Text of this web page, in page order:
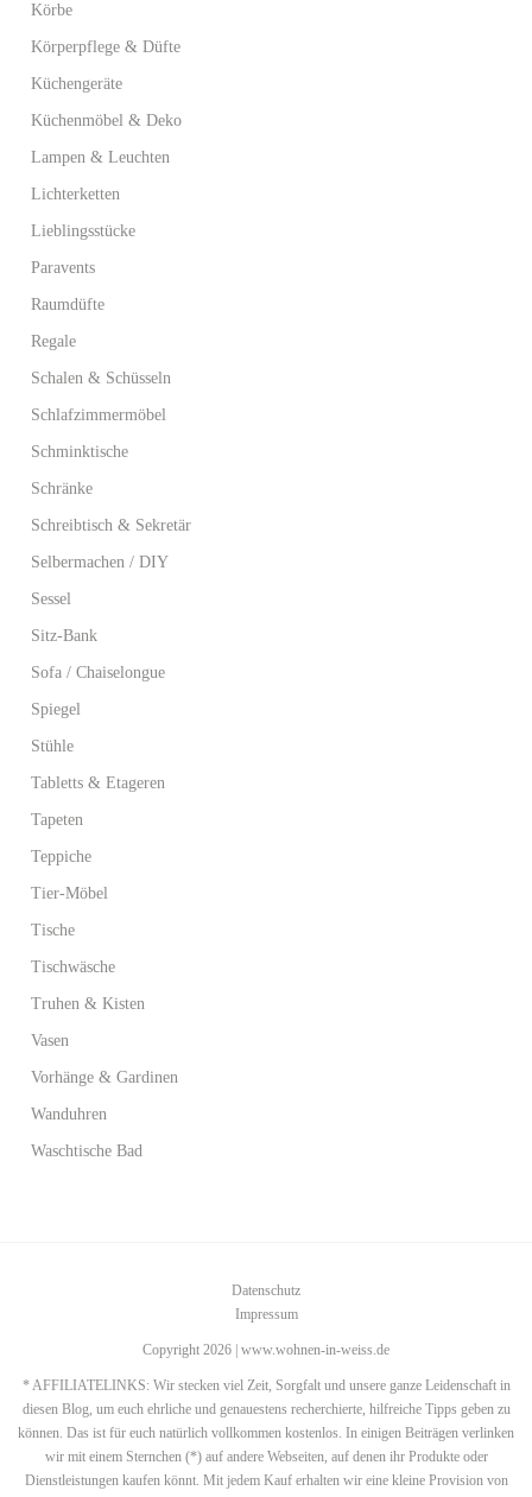
Körbe
Körperpflege & Düfte
Küchengeräte
Küchenmöbel & Deko
Lampen & Leuchten
Lichterketten
Lieblingsstücke
Paravents
Raumdüfte
Regale
Schalen & Schüsseln
Schlafzimmermöbel
Schminktische
Schränke
Schreibtisch & Sekretär
Selbermachen / DIY
Sessel
Sitz-Bank
Sofa / Chaiselongue
Spiegel
Stühle
Tabletts & Etageren
Tapeten
Teppiche
Tier-Möbel
Tische
Tischwäsche
Truhen & Kisten
Vasen
Vorhänge & Gardinen
Wanduhren
Waschtische Bad
Datenschutz
Impressum
Copyright 2026 | www.wohnen-in-weiss.de
* AFFILIATELINKS: Wir stecken viel Zeit, Sorgfalt und unsere ganze Leidenschaft in
diesen Blog, um euch ehrliche und genauestens recherchierte, hilfreiche Tipps geben zu
können. Das ist für euch natürlich vollkommen kostenlos. In einigen Beiträgen verlinken
wir mit einem Sternchen (*) auf andere Webseiten, auf denen ihr Produkte oder
Dienstleistungen kaufen könnt. Mit jedem Kauf erhalten wir eine kleine Provision von